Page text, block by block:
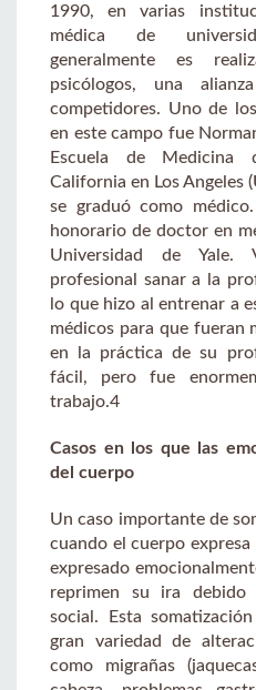
1990, en varias
médica de
generalmente es
psicólogos, una
competidores. Uno de
en este campo fue
Escuela de Medicina
California en Los Angeles
se graduó como
honorario de doctor en
Universidad de
profesional sanar a la
lo que hizo al entrenar a
médicos para que fueran
en la práctica de su
fácil, pero fue
trabajo.4
Casos en los que las
del cuerpo
Un caso importante de
cuando el cuerpo
expresado
reprimen su ira debido
social. Esta
gran variedad de
como migrañas